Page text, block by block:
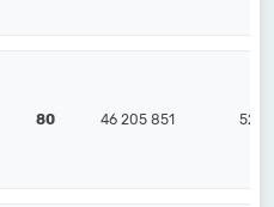
80 46 205 851 52